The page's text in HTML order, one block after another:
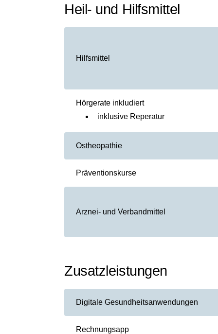
Heil- und Hilfsmittel
Hilfsmittel
Hörgerate inkludiert
inklusive Reperatur
Ostheopathie
Präventionskurse
Arznei- und Verbandmittel
Zusatzleistungen
Digitale Gesundheitsanwendungen
Rechnungsapp